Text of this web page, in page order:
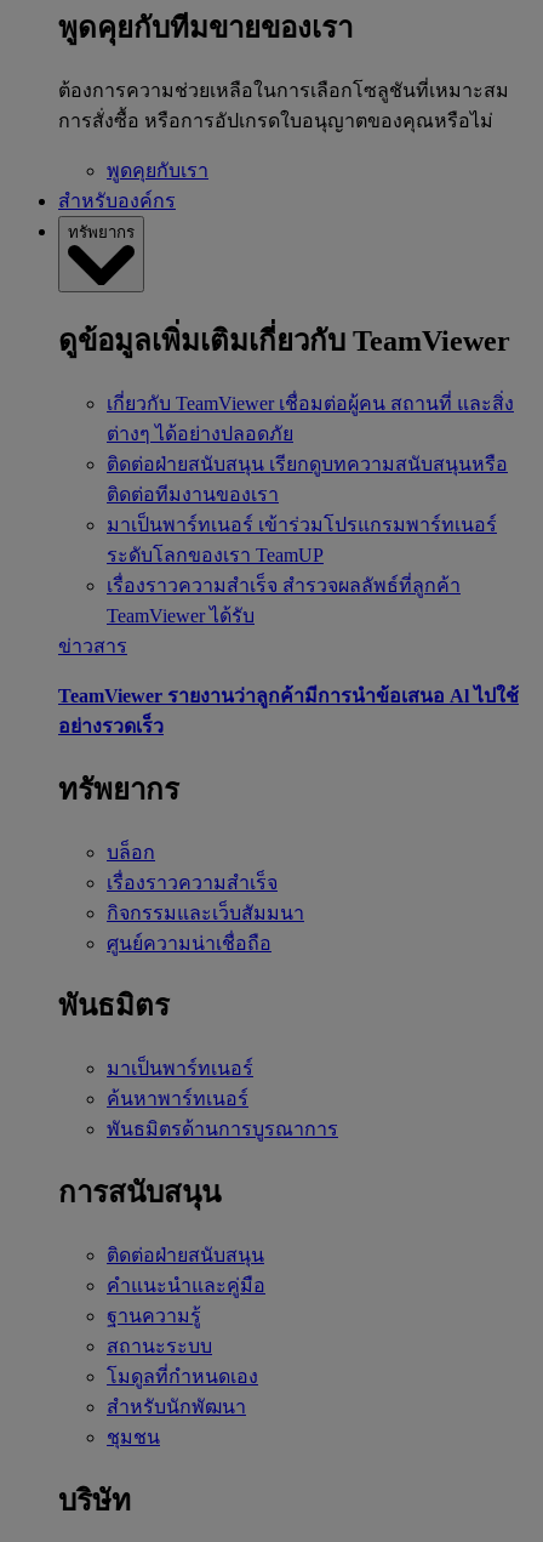
พูดคุยกับทีมขายของเรา
ต้องการความช่วยเหลือในการเลือกโซลูชันที่เหมาะสม
การสั่งซื้อ หรือการอัปเกรดใบอนุญาตของคุณหรือไม่
พูดคุยกับเรา
สำหรับองค์กร
ทรัพยากร
ดูข้อมูลเพิ่มเติมเกี่ยวกับ TeamViewer
เกี่ยวกับ TeamViewer เชื่อมต่อผู้คน สถานที่ และสิ่ง
ต่างๆ ได้อย่างปลอดภัย
ติดต่อฝ่ายสนับสนุน เรียกดูบทความสนับสนุนหรือ
ติดต่อทีมงานของเรา
มาเป็นพาร์ทเนอร์ เข้าร่วมโปรแกรมพาร์ทเนอร์
ระดับโลกของเรา TeamUP
เรื่องราวความสำเร็จ สำรวจผลลัพธ์ที่ลูกค้า
TeamViewer ได้รับ
ข่าวสาร
TeamViewer รายงานว่าลูกค้ามีการนำข้อเสนอ Al ไปใช้
อย่างรวดเร็ว
ทรัพยากร
บล็อก
เรื่องราวความสำเร็จ
กิจกรรมและเว็บสัมมนา
ศูนย์ความน่าเชื่อถือ
พันธมิตร
มาเป็นพาร์ทเนอร์
ค้นหาพาร์ทเนอร์
พันธมิตรด้านการบูรณาการ
การสนับสนุน
ติดต่อฝ่ายสนับสนุน
คำแนะนำและคู่มือ
ฐานความรู้
สถานะระบบ
โมดูลที่กำหนดเอง
สำหรับนักพัฒนา
ชุมชน
บริษัท